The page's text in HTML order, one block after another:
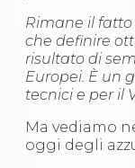
Rimane il
che definire
risultato di
Europei. È un
tecnici e per il
Ma vediamo
oggi degli